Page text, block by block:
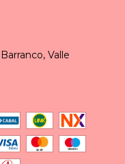
Valle